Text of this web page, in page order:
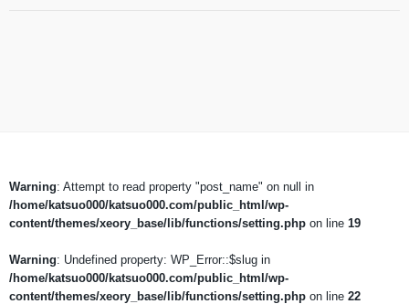
Warning: Attempt to read property "post_name" on null in
/home/katsuo000/katsuo000.com/public_html/wp-
content/themes/xeory_base/lib/functions/setting.php on line 19
Warning: Undefined property: WP_Error::$slug in
/home/katsuo000/katsuo000.com/public_html/wp-
content/themes/xeory_base/lib/functions/setting.php on line 22